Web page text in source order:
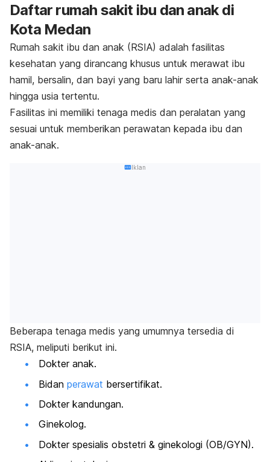
Daftar rumah sakit ibu dan anak di
Kota Medan
Rumah sakit ibu dan anak (RSIA) adalah fasilitas
kesehatan yang dirancang khusus untuk merawat ibu
hamil, bersalin, dan bayi yang baru lahir serta anak-anak
hingga usia tertentu.
Fasilitas ini memiliki tenaga medis dan peralatan yang
sesuai untuk memberikan perawatan kepada ibu dan
anak-anak.
Iklan
Beberapa tenaga medis yang umumnya tersedia di
RSIA, meliputi berikut ini.
Dokter anak.
Bidan perawat bersertifikat.
Dokter kandungan.
Ginekolog.
Dokter spesialis obstetri & ginekologi (OB/GYN).